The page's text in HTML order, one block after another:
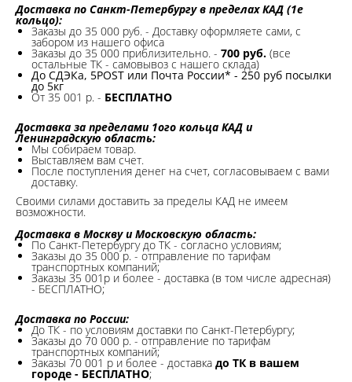
Доставка по Санкт-Петербургу в пределах КАД (1е
кольцо):
Заказы до 35 000 руб. - Доставку оформляете сами, с
забором из нашего офиса
Заказы до 35 000 приблизительно. - 700 руб. (все
остальные ТК - самовывоз с нашего склада)
До СДЭКа, 5POST или Почта России* - 250 руб посылки
до 5кг
От 35 001 р. - БЕСПЛАТНО
Доставка за пределами 1ого кольца КАД и
Ленинградскую область:
Мы собираем товар.
Выставляем вам счет.
После поступления денег на счет, согласовываем с вами
доставку.
Своими силами доставить за пределы КАД не имеем
возможности.​
Доставка в Москву и Московскую область:
По Санкт-Петербургу до ТК - согласно условиям;
Заказы до 35 000 р. - отправление по тарифам
транспортных компаний;
Заказы 35 001р и более - доставка (в том числе адресная)
- БЕСПЛАТНО;
Доставка по России:
До ТК - по условиям доставки по Санкт-Петербургу;
Заказы до 70 000 р. - отправление по тарифам
транспортных компаний;
Заказы 70 001 р и более - доставка до ТК в вашем
городе - БЕСПЛАТНО;